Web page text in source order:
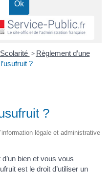
> Règlement d’une
?
?
légale et administrative
d’un bien et vous vous
est le droit d’utiliser un